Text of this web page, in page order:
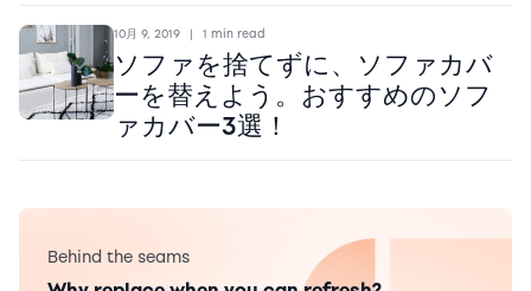
10月 9, 2019 | 1 min read
ソファを捨てずに、ソファカバ
ーを替えよう。おすすめのソフ
ァカバー3選！
Behind the seams